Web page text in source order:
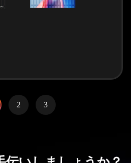
2 3